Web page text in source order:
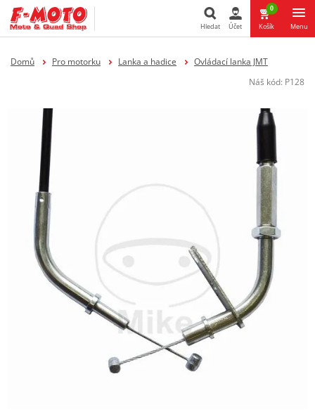
Hledat
Hledat Účet
0
Košík Menu
Domů Pro motorku Lanka a hadice
Ovládací lanka JMT
Náš kód: P128